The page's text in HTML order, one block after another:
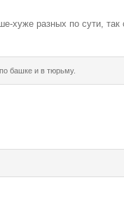
хуже разных по сути, так
башке и в тюрьму.